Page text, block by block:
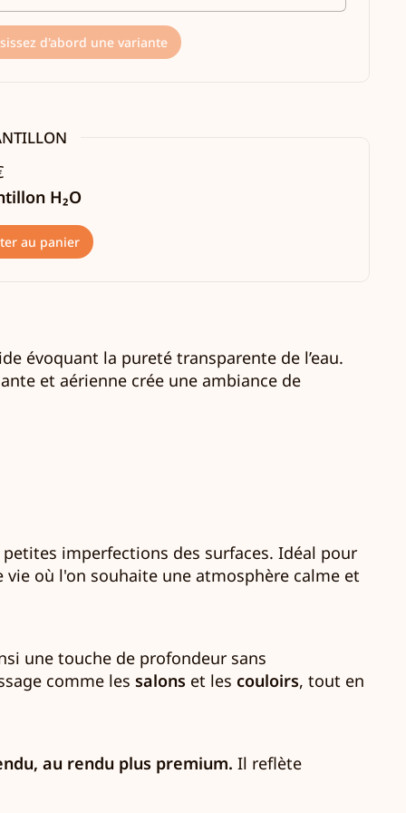
d'abord une variante
H₂O
au panier
évoquant la pureté transparente de l’eau.
et aérienne crée une ambiance de
imperfections des surfaces. Idéal pour
où l'on souhaite une atmosphère calme et
une touche de profondeur sans
comme les salons et les couloirs, tout en
au rendu plus premium. Il reflète